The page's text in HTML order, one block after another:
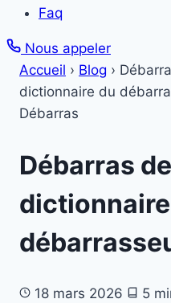
Faq
Nous appeler
Accueil › Blog ›
dictionnaire du
Débarras
Débarras
18 mars 2026 5